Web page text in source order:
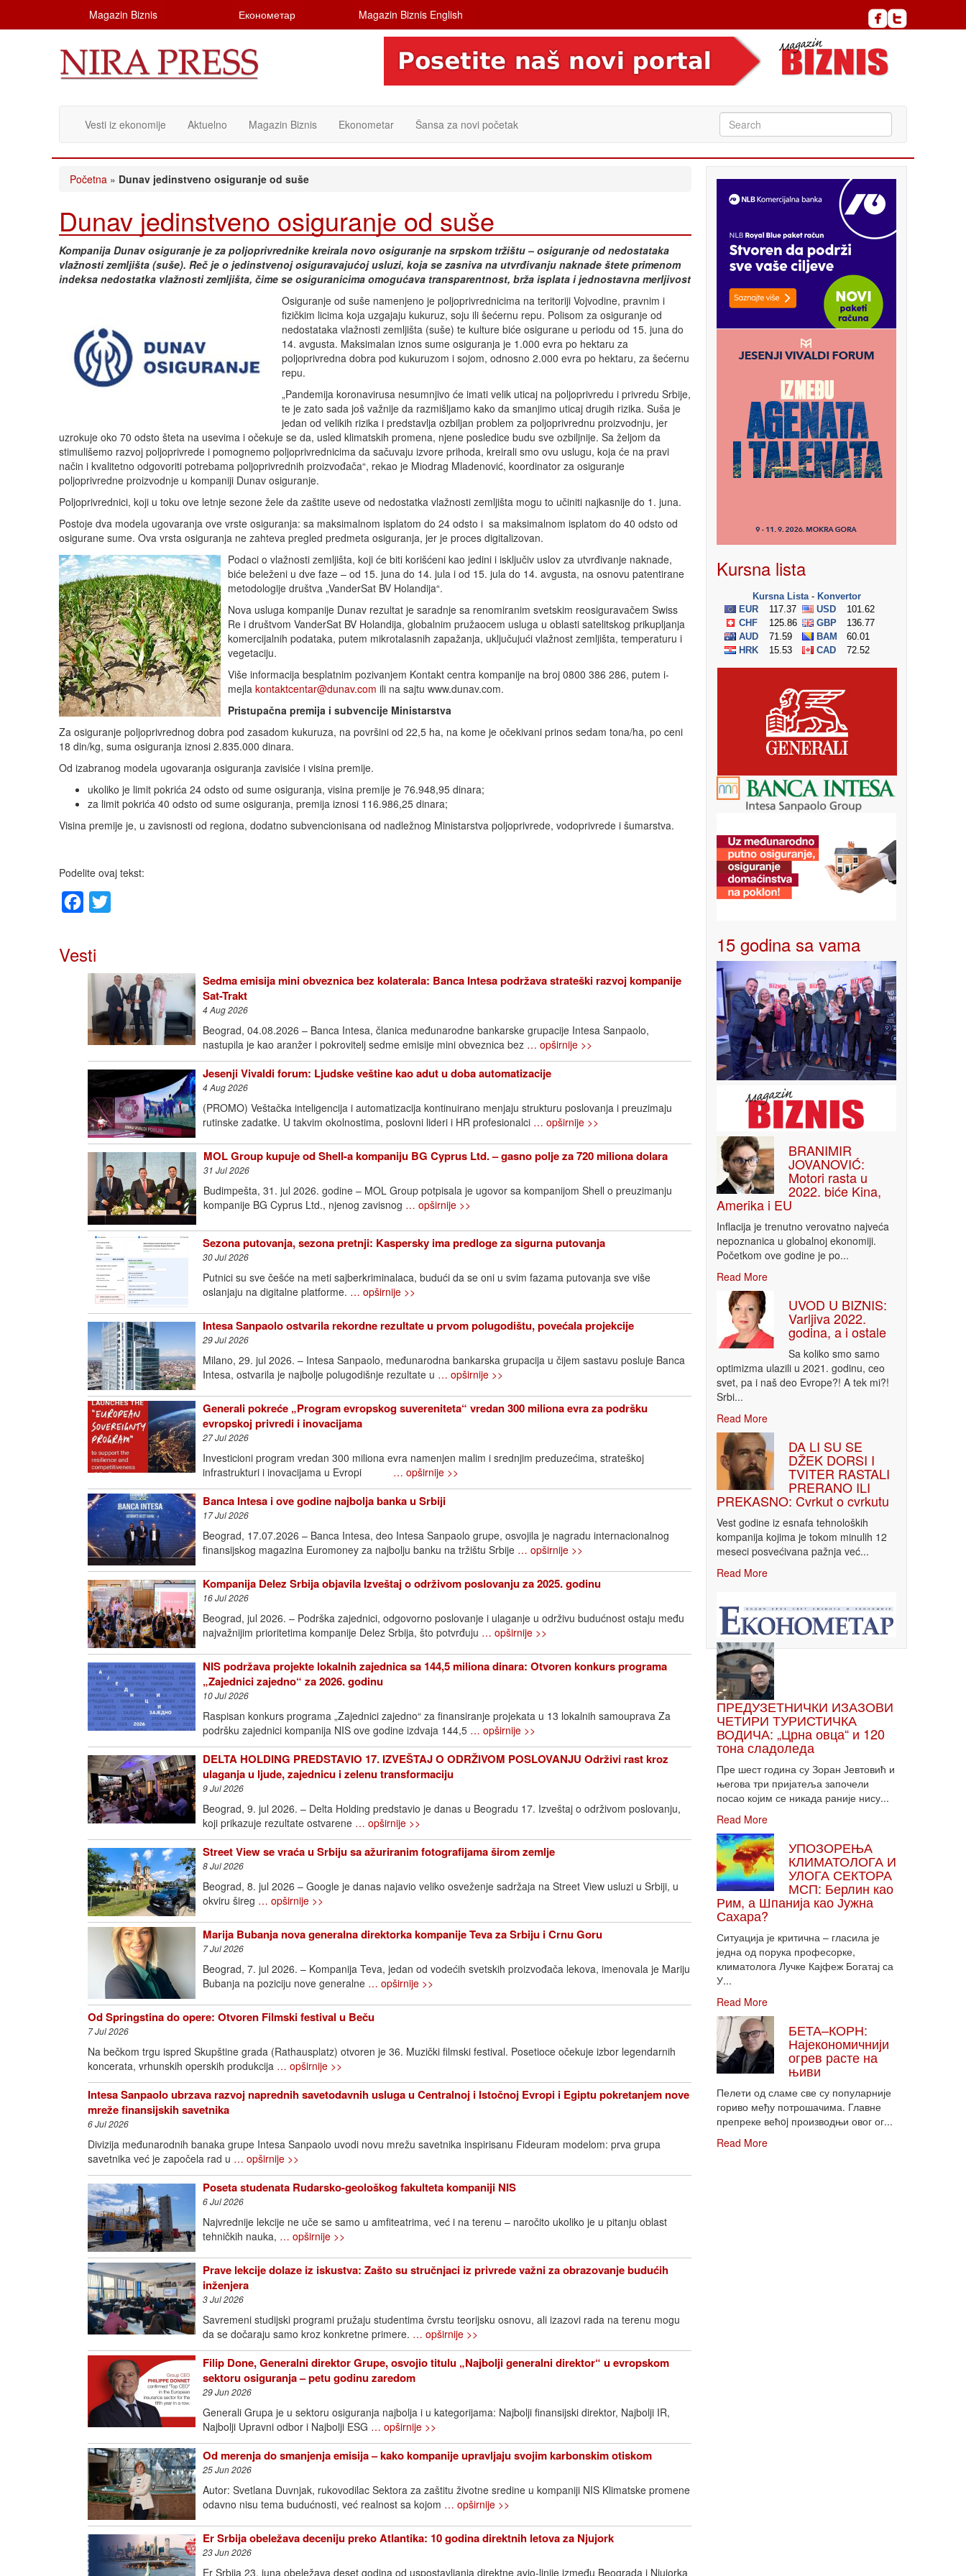
Magazin Biznis Економетар Magazin Biznis English
Vesti iz ekonomije Aktuelno Magazin Biznis Ekonometar Šansa za novi početak
Početna » Dunav jedinstveno osiguranje od suše
Dunav jedinstveno osiguranje od suše
Kompanija Dunav osiguranje je za poljoprivrednike kreirala novo osiguranje na srpskom tržištu – osiguranje od nedostataka
vlažnosti zemljišta (suše). Reč je o jedinstvenoj osiguravajućoj usluzi, koja se zasniva na utvrđivanju naknade štete primenom
indeksa nedostatka vlažnosti zemljišta, čime se osiguranicima omogućava transparentnost, brža isplata i jednostavna merljivost
Osiguranje od suše namenjeno je poljoprivrednicima na teritoriji Vojvodine, pravnim i
fizičkim licima koja uzgajaju kukuruz, soju ili šećernu repu. Polisom za osiguranje od
nedostataka vlažnosti zemljišta (suše) te kulture biće osigurane u periodu od 15. juna do
14. avgusta. Maksimalan iznos sume osiguranja je 1.000 evra po hektaru za
poljoprivredna dobra pod kukuruzom i sojom, odnosno 2.000 evra po hektaru, za šećernu
repu.
„Pandemija koronavirusa nesumnjivo će imati velik uticaj na poljoprivredu i privredu Srbije,
te je zato sada još važnije da razmišljamo kako da smanjimo uticaj drugih rizika. Suša je
jedan od velikih rizika i predstavlja ozbiljan problem za poljoprivrednu proizvodnju, jer
uzrokuje oko 70 odsto šteta na usevima i očekuje se da, usled klimatskih promena, njene posledice budu sve ozbiljnije. Sa željom da
stimulišemo razvoj poljoprivrede i pomognemo poljoprivrednicima da sačuvaju izvore prihoda, kreirali smo ovu uslugu, koja će na pravi
način i kvalitetno odgovoriti potrebama poljoprivrednih proizvođača“, rekao je Miodrag Mladenović, koordinator za osiguranje
poljoprivredne proizvodnje u kompaniji Dunav osiguranje.
Poljoprivrednici, koji u toku ove letnje sezone žele da zaštite useve od nedostatka vlažnosti zemljišta mogu to učiniti najkasnije do 1. juna.
Postoje dva modela ugovaranja ove vrste osiguranja: sa maksimalnom isplatom do 24 odsto i sa maksimalnom isplatom do 40 odsto od
osigurane sume. Ova vrsta osiguranja ne zahteva pregled predmeta osiguranja, jer je proces digitalizovan.
Podaci o vlažnosti zemljišta, koji će biti korišćeni kao jedini i isključiv uslov za utvrđivanje naknade,
biće beleženi u dve faze – od 15. juna do 14. jula i od 15. jula do 14. avgusta, na osnovu patentirane
metodologije društva „VanderSat BV Holandija“.
Nova usluga kompanije Dunav rezultat je saradnje sa renomiranim svetskim reosiguravačem Swiss
Re i društvom VanderSat BV Holandija, globalnim pružaocem usluga u oblasti satelitskog prikupljanja
komercijalnih podataka, putem mikrotalasnih zapažanja, uključujući vlažnost zemljišta, temperaturu i
vegetaciju.
Više informacija besplatnim pozivanjem Kontakt centra kompanije na broj 0800 386 286, putem i-
mejla kontaktcentar@dunav.com ili na sajtu www.dunav.com.
Pristupačna premija i subvencije Ministarstva
Za osiguranje poljoprivrednog dobra pod zasadom kukuruza, na površini od 22,5 ha, na kome je očekivani prinos sedam tona/ha, po ceni
18 din/kg, suma osiguranja iznosi 2.835.000 dinara.
Od izabranog modela ugovaranja osiguranja zavisiće i visina premije.
ukoliko je limit pokrića 24 odsto od sume osiguranja, visina premije je 76.948,95 dinara;
za limit pokrića 40 odsto od sume osiguranja, premija iznosi 116.986,25 dinara;
Visina premije je, u zavisnosti od regiona, dodatno subvencionisana od nadležnog Ministarstva poljoprivrede, vodoprivrede i šumarstva.
Podelite ovaj tekst:
Facebook
Vesti
Sedma emisija mini obveznica bez kolaterala: Banca Intesa podržava strateški razvoj kompanije
Sat-Trakt
4 Aug 2026
Beograd, 04.08.2026 – Banca Intesa, članica međunarodne bankarske grupacije Intesa Sanpaolo,
nastupila je kao aranžer i pokrovitelj sedme emisije mini obveznica bez … opširnije >>
Jesenji Vivaldi forum: Ljudske veštine kao adut u doba automatizacije
4 Aug 2026
(PROMO) Veštačka inteligencija i automatizacija kontinuirano menjaju strukturu poslovanja i preuzimaju
rutinske zadatke. U takvim okolnostima, poslovni lideri i HR profesionalci … opširnije >>
MOL Group kupuje od Shell-a kompaniju BG Cyprus Ltd. – gasno polje za 720 miliona dolara
31 Jul 2026
Budimpešta, 31. jul 2026. godine – MOL Group potpisala je ugovor sa kompanijom Shell o preuzimanju
kompanije BG Cyprus Ltd., njenog zavisnog … opširnije >>
Sezona putovanja, sezona pretnji: Kaspersky ima predloge za sigurna putovanja
30 Jul 2026
Putnici su sve češće na meti sajberkriminalaca, budući da se oni u svim fazama putovanja sve više
oslanjaju na digitalne platforme. … opširnije >>
Intesa Sanpaolo ostvarila rekordne rezultate u prvom polugodištu, povećala projekcije
29 Jul 2026
Milano, 29. jul 2026. – Intesa Sanpaolo, međunarodna bankarska grupacija u čijem sastavu posluje Banca
Intesa, ostvarila je najbolje polugodišnje rezultate u … opširnije >>
Generali pokreće „Program evropskog suvereniteta“ vredan 300 miliona evra za podršku
evropskoj privredi i inovacijama
27 Jul 2026
Investicioni program vredan 300 miliona evra namenjen malim i srednjim preduzećima, strateškoj
infrastrukturi i inovacijama u Evropi … opširnije >>
Banca Intesa i ove godine najbolja banka u Srbiji
17 Jul 2026
Beograd, 17.07.2026 – Banca Intesa, deo Intesa Sanpaolo grupe, osvojila je nagradu internacionalnog
finansijskog magazina Euromoney za najbolju banku na tržištu Srbije … opširnije >>
Kompanija Delez Srbija objavila Izveštaj o održivom poslovanju za 2025. godinu
16 Jul 2026
Beograd, jul 2026. – Podrška zajednici, odgovorno poslovanje i ulaganje u održivu budućnost ostaju među
najvažnijim prioritetima kompanije Delez Srbija, što potvrđuju … opširnije >>
NIS podržava projekte lokalnih zajednica sa 144,5 miliona dinara: Otvoren konkurs programa
„Zajednici zajedno“ za 2026. godinu
10 Jul 2026
Raspisan konkurs programa „Zajednici zajedno“ za finansiranje projekata u 13 lokalnih samouprava Za
podršku zajednici kompanija NIS ove godine izdvaja 144,5 … opširnije >>
DELTA HOLDING PREDSTAVIO 17. IZVEŠTAJ O ODRŽIVOM POSLOVANJU Održivi rast kroz
ulaganja u ljude, zajednicu i zelenu transformaciju
9 Jul 2026
Beograd, 9. jul 2026. – Delta Holding predstavio je danas u Beogradu 17. Izveštaj o održivom poslovanju,
koji prikazuje rezultate ostvarene … opširnije >>
Street View se vraća u Srbiju sa ažuriranim fotografijama širom zemlje
8 Jul 2026
Beograd, 8. jul 2026 – Google je danas najavio veliko osveženje sadržaja na Street View usluzi u Srbiji, u
okviru šireg … opširnije >>
Marija Bubanja nova generalna direktorka kompanije Teva za Srbiju i Crnu Goru
7 Jul 2026
Beograd, 7. jul 2026. – Kompanija Teva, jedan od vodećih svetskih proizvođača lekova, imenovala je Mariju
Bubanja na poziciju nove generalne … opširnije >>
Od Springstina do opere: Otvoren Filmski festival u Beču
7 Jul 2026
Na bečkom trgu ispred Skupštine grada (Rathausplatz) otvoren je 36. Muzički filmski festival. Posetioce očekuje izbor legendarnih
koncerata, vrhunskih operskih produkcija … opširnije >>
Intesa Sanpaolo ubrzava razvoj naprednih savetodavnih usluga u Centralnoj i Istočnoj Evropi i Egiptu pokretanjem nove
mreže finansijskih savetnika
6 Jul 2026
Divizija međunarodnih banaka grupe Intesa Sanpaolo uvodi novu mrežu savetnika inspirisanu Fideuram modelom: prva grupa
savetnika već je započela rad u … opširnije >>
Poseta studenata Rudarsko-geološkog fakulteta kompaniji NIS
6 Jul 2026
Najvrednije lekcije ne uče se samo u amfiteatrima, već i na terenu – naročito ukoliko je u pitanju oblast
tehničkih nauka, … opširnije >>
Prave lekcije dolaze iz iskustva: Zašto su stručnjaci iz privrede važni za obrazovanje budućih
inženjera
3 Jul 2026
Savremeni studijski programi pružaju studentima čvrstu teorijsku osnovu, ali izazovi rada na terenu mogu
da se dočaraju samo kroz konkretne primere. … opširnije >>
Filip Done, Generalni direktor Grupe, osvojio titulu „Najbolji generalni direktor“ u evropskom
sektoru osiguranja – petu godinu zaredom
29 Jun 2026
Generali Grupa je u sektoru osiguranja najbolja i u kategorijama: Najbolji finansijski direktor, Najbolji IR,
Najbolji Upravni odbor i Najbolji ESG … opširnije >>
Od merenja do smanjenja emisija – kako kompanije upravljaju svojim karbonskim otiskom
25 Jun 2026
Autor: Svetlana Duvnjak, rukovodilac Sektora za zaštitu životne sredine u kompaniji NIS Klimatske promene
odavno nisu tema budućnosti, već realnost sa kojom … opširnije >>
Er Srbija obeležava deceniju preko Atlantika: 10 godina direktnih letova za Njujork
23 Jun 2026
Er Srbija 23. juna obeležava deset godina od uspostavljanja direktne avio-linije između Beograda i Njujorka
Kursna lista
15 godina sa vama
BRANIMIR
JOVANOVIĆ:
Motori rasta u
2022. biće Kina,
Amerika i EU
Inflacija je trenutno verovatno najveća
nepoznanica u globalnoj ekonomiji.
Početkom ove godine je po...
Read More
UVOD U BIZNIS:
Varljiva 2022.
godina, a i ostale
Sa koliko smo samo
optimizma ulazili u 2021. godinu, ceo
svet, pa i naš deo Evrope?! A tek mi?!
Srbi...
Read More
DA LI SU SE
DŽEK DORSI I
TVITER RASTALI
PRERANO ILI
PREKASNO: Cvrkut o cvrkutu
Vest godine iz esnafa tehnoloških
kompanija kojima je tokom minulih 12
meseci posvećivana pažnja već...
Read More
ПРЕДУЗЕТНИЧКИ ИЗАЗОВИ
ЧЕТИРИ ТУРИСТИЧКА
ВОДИЧА: „Црна овца“ и 120
тона сладоледа
Пре шест година су Зоран Јевтовић и
његова три пријатеља започели
посао којим се никада раније нису...
Read More
УПОЗОРЕЊА
КЛИМАТОЛОГА И
УЛОГА СЕКТОРА
МСП: Берлин као
Рим, а Шпанија као Јужна
Сахара?
Ситуација је критична – гласила је
једна од порука професорке,
климатолога Лучке Кајфеж Богатај са
У...
Read More
БЕТА–КОРН:
Најекономичнији
огрев расте на
њиви
Пелети од сламе све су популарније
гориво међу потрошачима. Главне
препреке већoj производњи овог ог...
Read More